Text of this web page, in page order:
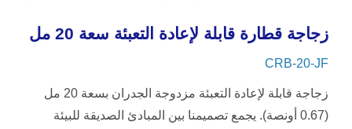
زجاجة قطارة قابلة لإعادة التعبئة سعة 20 مل
CRB-20-JF
زجاجة قابلة لإعادة التعبئة مزدوجة الجدران بسعة 20 مل
(0.67 أونصة). يجمع تصميمنا بين المبادئ الصديقة للبيئة